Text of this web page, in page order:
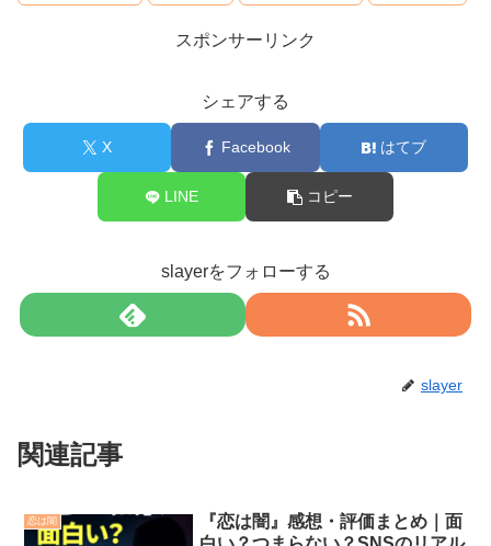
スポンサーリンク
シェアする
X Facebook はてブ
LINE コピー
slayerをフォローする
slayer
関連記事
恋は闇
『恋は闇』感想・評価まとめ｜面